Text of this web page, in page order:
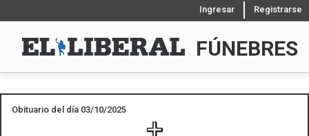
Ingresar Registrarse
FÚNEBRES
Obituario del día 03/10/2025